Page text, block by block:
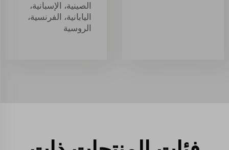
الصينية، الإسبانية،
اليابانية، الفرنسية،
الروسية